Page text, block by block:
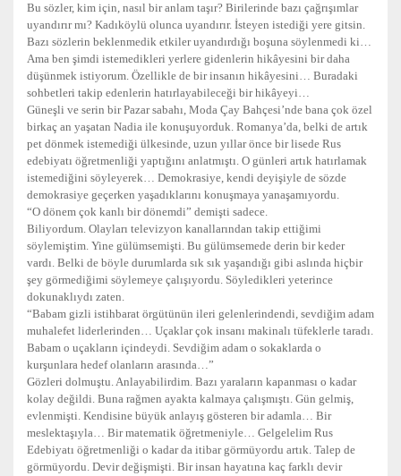
Bu sözler, kim için, nasıl bir anlam taşır? Birilerinde bazı çağrışımlar
uyandırır mı? Kadıköylü olunca uyandırır. İsteyen istediği yere gitsin.
Bazı sözlerin beklenmedik etkiler uyandırdığı boşuna söylenmedi ki…
Ama ben şimdi istemedikleri yerlere gidenlerin hikâyesini bir daha
düşünmek istiyorum. Özellikle de bir insanın hikâyesini… Buradaki
sohbetleri takip edenlerin hatırlayabileceği bir hikâyeyi…
Güneşli ve serin bir Pazar sabahı, Moda Çay Bahçesi’nde bana çok özel
birkaç an yaşatan Nadia ile konuşuyorduk. Romanya’da, belki de artık
pet dönmek istemediği ülkesinde, uzun yıllar önce bir lisede Rus
edebiyatı öğretmenliği yaptığını anlatmıştı. O günleri artık hatırlamak
istemediğini söyleyerek… Demokrasiye, kendi deyişiyle de sözde
demokrasiye geçerken yaşadıklarını konuşmaya yanaşamıyordu.
“O dönem çok kanlı bir dönemdi” demişti sadece.
Biliyordum. Olayları televizyon kanallarından takip ettiğimi
söylemiştim. Yine gülümsemişti. Bu gülümsemede derin bir keder
vardı. Belki de böyle durumlarda sık sık yaşandığı gibi aslında hiçbir
şey görmediğimi söylemeye çalışıyordu. Söyledikleri yeterince
dokunaklıydı zaten.
“Babam gizli istihbarat örgütünün ileri gelenlerindendi, sevdiğim adam
muhalefet liderlerinden… Uçaklar çok insanı makinalı tüfeklerle taradı.
Babam o uçakların içindeydi. Sevdiğim adam o sokaklarda o
kurşunlara hedef olanların arasında…”
Gözleri dolmuştu. Anlayabilirdim. Bazı yaraların kapanması o kadar
kolay değildi. Buna rağmen ayakta kalmaya çalışmıştı. Gün gelmiş,
evlenmişti. Kendisine büyük anlayış gösteren bir adamla… Bir
meslektaşıyla… Bir matematik öğretmeniyle… Gelgelelim Rus
Edebiyatı öğretmenliği o kadar da itibar görmüyordu artık. Talep de
görmüyordu. Devir değişmişti. Bir insan hayatına kaç farklı devir